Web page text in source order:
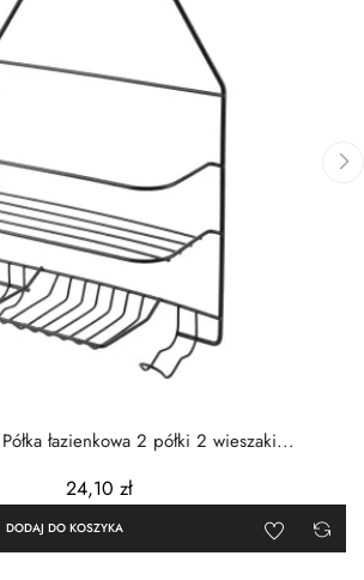
łazienkowa 2 półki 2 wieszaki...
24,10 zł
DODAJ DO KOSZYKA